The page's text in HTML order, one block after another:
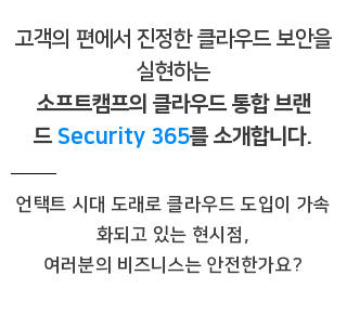
고객의 편에서 진정한 클라우드 보안을
실현하는
소프트캠프의 클라우드 통합 브랜
드 Security 365를 소개합니다.
언택트 시대 도래로 클라우드 도입이 가속
화되고 있는 현시점,
여러분의 비즈니스는 안전한가요?